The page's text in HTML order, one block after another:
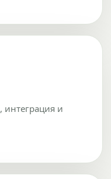
интеграция и